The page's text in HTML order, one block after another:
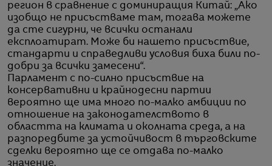
регион в сравнение с доминиращия Китай: „Ако
изобщо не присъстваме там, тогава можете
да сте сигурни, че всички останали
експлоатират. Може би нашето присъствие,
стандарти и справедливи условия биха били по-
добри за всички замесени“.
Парламент с по-силно присъствие на
консервативни и крайнодесни партии
вероятно ще има много по-малко амбиции по
отношение на законодателството в
областта на климата и околната среда, а на
разпоредбите за устойчивост в търговските
сделки вероятно ще се отдава по-малко
значение.